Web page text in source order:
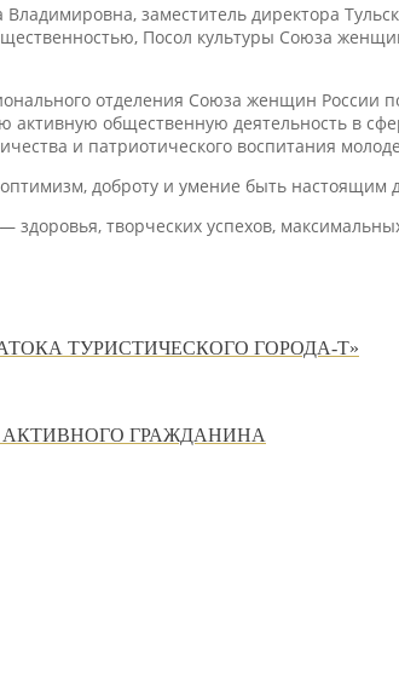
заместитель директора
Посол культуры Союза
отделения Союза женщин
общественную деятельность в
и патриотического воспитания
доброту и умение быть настоящим
творческих успехов,
ТУРИСТИЧЕСКОГО ГОРОДА-Т»
ГРАЖДАНИНА